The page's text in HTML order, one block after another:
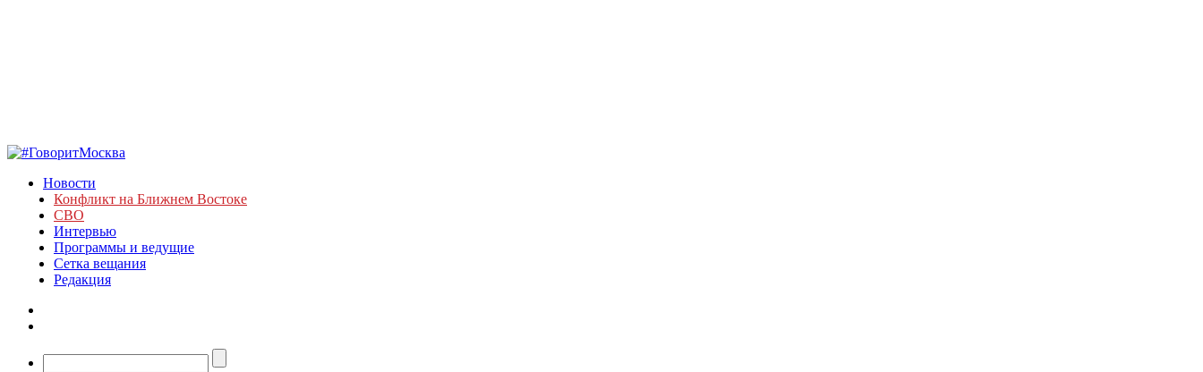
Новости
Конфликт на Ближнем Востоке
СВО
Интервью
Программы и ведущие
Сетка вещания
Редакция